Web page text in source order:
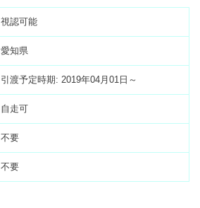
視認可能
愛知県
引渡予定時期: 2019年04月01日～
自走可
不要
不要